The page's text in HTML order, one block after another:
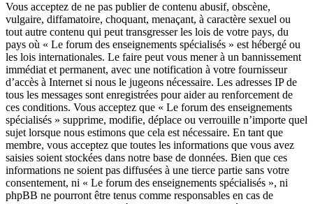
Vous acceptez de ne pas publier de contenu abusif, obscène,
vulgaire, diffamatoire, choquant, menaçant, à caractère sexuel ou
tout autre contenu qui peut transgresser les lois de votre pays, du
pays où « Le forum des enseignements spécialisés » est hébergé ou
les lois internationales. Le faire peut vous mener à un bannissement
immédiat et permanent, avec une notification à votre fournisseur
d’accès à Internet si nous le jugeons nécessaire. Les adresses IP de
tous les messages sont enregistrées pour aider au renforcement de
ces conditions. Vous acceptez que « Le forum des enseignements
spécialisés » supprime, modifie, déplace ou verrouille n’importe quel
sujet lorsque nous estimons que cela est nécessaire. En tant que
membre, vous acceptez que toutes les informations que vous avez
saisies soient stockées dans notre base de données. Bien que ces
informations ne soient pas diffusées à une tierce partie sans votre
consentement, ni « Le forum des enseignements spécialisés », ni
phpBB ne pourront être tenus comme responsables en cas de